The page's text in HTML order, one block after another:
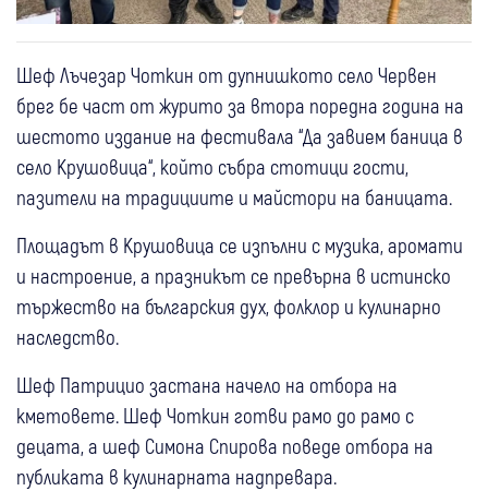
Шеф Лъчезар Чоткин от дупнишкото село Червен
брег бе част от журито за втора поредна година на
шестото издание на фестивала “Да завием баница в
село Крушовица“, който събра стотици гости,
пазители на традициите и майстори на баницата.
Площадът в Крушовица се изпълни с музика, аромати
и настроение, а празникът се превърна в истинско
тържество на българския дух, фолклор и кулинарно
наследство.
Шеф Патрицио застана начело на отбора на
кметовете. Шеф Чоткин готви рамо до рамо с
децата, а шеф Симона Спирова поведе отбора на
публиката в кулинарната надпревара.